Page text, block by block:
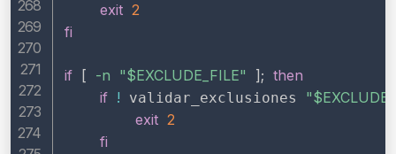
exit 2
fi
if [ -n "$EXCLUDE_FILE" ] ; then
if ! validar_exclusiones "
exit 2
fi